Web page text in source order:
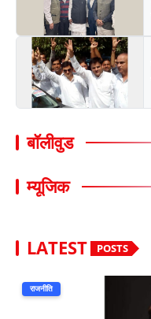
बॉलीवुड
म्यूजिक
LATEST POSTS
राजनीति